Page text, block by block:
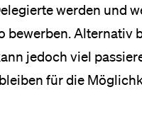
werden und
Alternativ
jedoch viel
für die